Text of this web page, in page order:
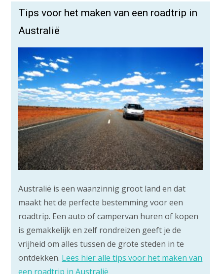
Tips voor het maken van een roadtrip in
Australië
Australië is een waanzinnig groot land en dat
maakt het de perfecte bestemming voor een
roadtrip. Een auto of campervan huren of kopen
is gemakkelijk en zelf rondreizen geeft je de
vrijheid om alles tussen de grote steden in te
ontdekken. Lees hier alle tips voor het maken van
een roadtrip in Australië